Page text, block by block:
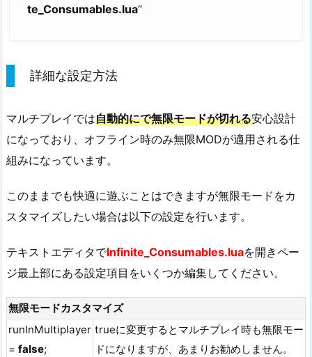
te_Consumables.lua“
詳細な設定方法
マルチプレイでは自動的にで無限モードが切れる安心設計
になっており、オフライン時のみ無限MODが適用される仕
組みになっています。
このままでも快適に遊ぶことはできますが無限モードをカ
スタマイズしたい場合は以下の設定を行います。
テキストエディタでInfinite_Consumables.luaを開きペー
ジ最上部にある設定項目をいくつか編集してください。
無限モードカスタマイズ
runInMultiplayer
= false;
trueに変更するとマルチプレイ時も無限モー
ドになりますが、あまりお勧めしません。